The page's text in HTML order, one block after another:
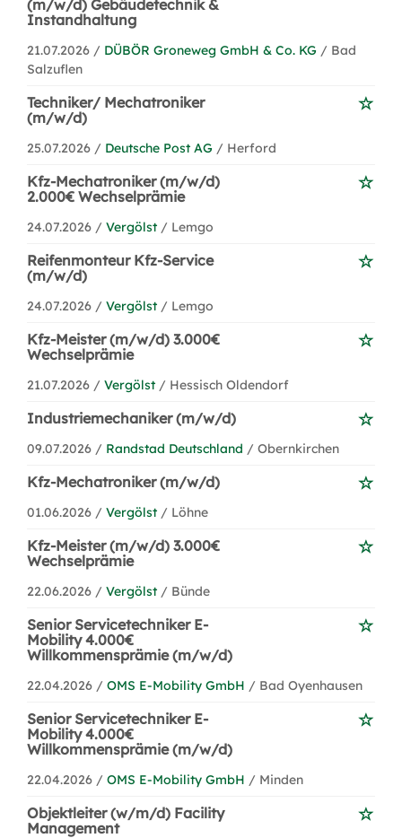
(m/w/d) Gebäudetechnik &
Instandhaltung
21.07.2026 / DÜBÖR Groneweg GmbH & Co. KG / Bad
Salzuflen
Techniker/ Mechatroniker
(m/w/d)
25.07.2026 / Deutsche Post AG / Herford
Kfz-Mechatroniker (m/w/d)
2.000€ Wechselprämie
24.07.2026 / Vergölst / Lemgo
Reifenmonteur Kfz-Service
(m/w/d)
24.07.2026 / Vergölst / Lemgo
Kfz-Meister (m/w/d) 3.000€
Wechselprämie
21.07.2026 / Vergölst / Hessisch Oldendorf
Industriemechaniker (m/w/d)
09.07.2026 / Randstad Deutschland / Obernkirchen
Kfz-Mechatroniker (m/w/d)
01.06.2026 / Vergölst / Löhne
Kfz-Meister (m/w/d) 3.000€
Wechselprämie
22.06.2026 / Vergölst / Bünde
Senior Servicetechniker E-
Mobility 4.000€
Willkommensprämie (m/w/d)
22.04.2026 / OMS E-Mobility GmbH / Bad Oyenhausen
Senior Servicetechniker E-
Mobility 4.000€
Willkommensprämie (m/w/d)
22.04.2026 / OMS E-Mobility GmbH / Minden
Objektleiter (w/m/d) Facility
Management